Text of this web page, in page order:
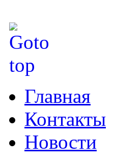
Главная
Контакты
Новости